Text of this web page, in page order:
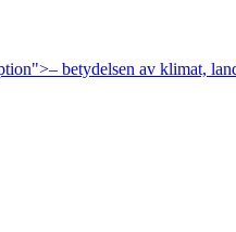
betydelsen av klimat,